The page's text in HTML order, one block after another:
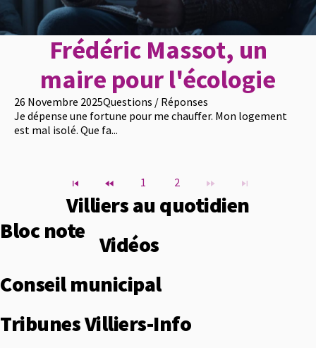
Frédéric Massot, un
maire pour l'écologie
26 Novembre 2025Questions / Réponses
Je dépense une fortune pour me chauffer. Mon logement
est mal isolé. Que fa...
1 2
Villiers au quotidien
Bloc note
Vidéos
Conseil municipal
Tribunes Villiers-Info